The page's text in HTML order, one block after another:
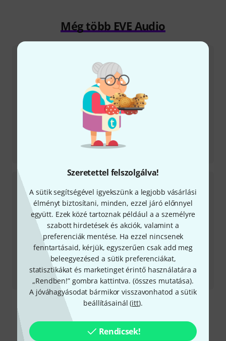
Szeretettel felszolgálva!
A sütik segítségével igyekszünk a legjobb vásárlási
élményt biztosítani, minden, ezzel járó előnnyel
együtt. Ezek közé tartoznak például a a személyre
szabott hirdetések és akciók, valamint a
preferenciák mentése. Ha ezzel nincsenek
fenntartásaid, kérjük, egyszerűen csak add meg
beleegyezésed a sütik preferenciákat,
statisztikákat és marketinget érintő használatára a
„Rendben!” gombra kattintva. (összes mutatása).
A jóváhagyásodat bármikor visszavonhatod a sütik
beállításainál (itt).
Rendicsek!
Még több EVE Audio
Tesztbeszámoló
SC203
Így érhetsz el minket